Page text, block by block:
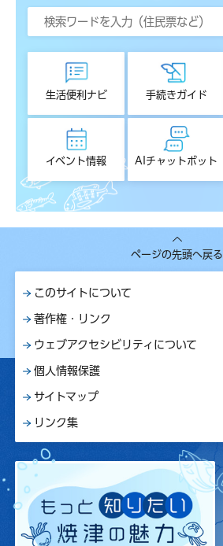
生活便利ナビ 手続きガイド
イベント情報 AIチャットボット
ページの先頭へ戻る
このサイトについて
著作権・リンク
ウェブアクセシビリティについて
個人情報保護
サイトマップ
リンク集